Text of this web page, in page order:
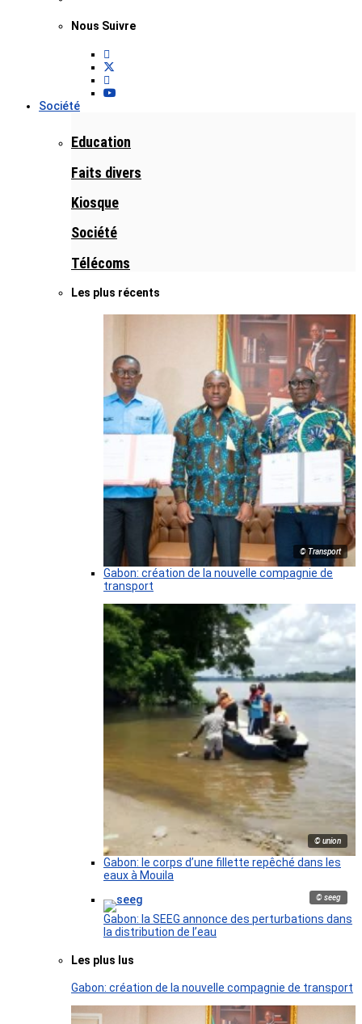
Nous Suivre
Société
Education
Faits divers
Kiosque
Société
Télécoms
Les plus récents
© Transport
Gabon: création de la nouvelle compagnie de
transport
© union
Gabon: le corps d’une fillette repêché dans les
eaux à Mouila
© seeg
Gabon: la SEEG annonce des perturbations dans
la distribution de l’eau
Les plus lus
Gabon: création de la nouvelle compagnie de transport